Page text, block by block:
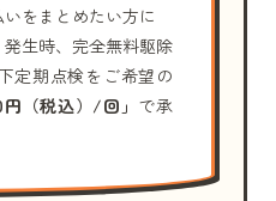
をまとめたい方に
生時、完全無料駆除
定期点検をご希望の
（税込）/回」 で承